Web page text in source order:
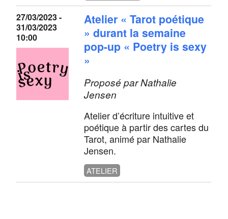
27/03/2023 -
31/03/2023
10:00
Atelier « Tarot poétique
» durant la semaine
pop-up « Poetry is sexy
»
Proposé par Nathalie
Jensen
Atelier d’écriture intuitive et
poétique à partir des cartes du
Tarot, animé par Nathalie
Jensen.
ATELIER